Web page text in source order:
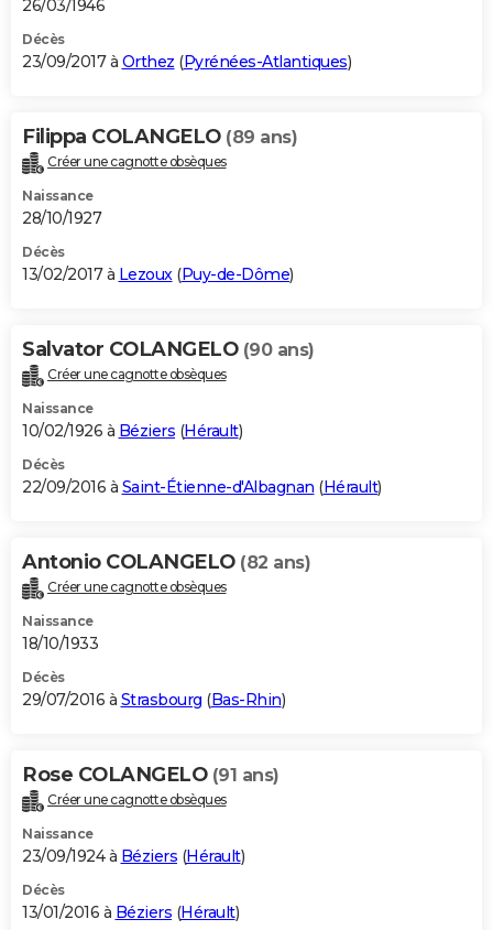
26/03/1946
Décès
23/09/2017 à Orthez (Pyrénées-Atlantiques)
Filippa COLANGELO (89 ans)
Créer une cagnotte obsèques
Naissance
28/10/1927
Décès
13/02/2017 à Lezoux(Puy-de-Dôme)
Salvator COLANGELO (90 ans)
Créer une cagnotte obsèques
Naissance
10/02/1926 à Béziers (Hérault)
Décès
22/09/2016 à Saint-Étienne-d'Albagnan (Hérault)
Antonio COLANGELO (82 ans)
Créer une cagnotte obsèques
Naissance
18/10/1933
Décès
29/07/2016 à Strasbourg (Bas-Rhin)
Rose COLANGELO (91 ans)
Créer une cagnotte obsèques
Naissance
23/09/1924 à Béziers (Hérault)
Décès
13/01/2016 à Béziers (Hérault)